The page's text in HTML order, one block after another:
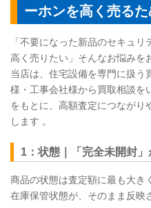
ーホンを高く売る
「不要になった新品のセキュ
高く売りたい」そんなお悩みを
当店は、住宅設備を専門に扱う
様・工事会社様から買取相談を
をもとに、高額査定につながり
します 。
1：状態｜「完全未開封」
商品の状態は査定額に最も大き
在庫保管状態が、そのまま反映